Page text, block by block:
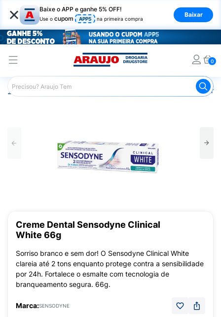
× Baixe o APP e ganhe 5% OFF!
Use o cupom APP5 na primeira compra
Baixar
0
Araujo Higiene Pessoal Pasta de Dente
Creme Dental Sensodyne Clinical
White 66g
Sorriso branco e sem dor! O Sensodyne Clinical White
clareia até 2 tons enquanto protege contra a sensibilidade
por 24h. Fortalece o esmalte com tecnologia de
branqueamento segura. 66g.
Marca:SENSODYNE